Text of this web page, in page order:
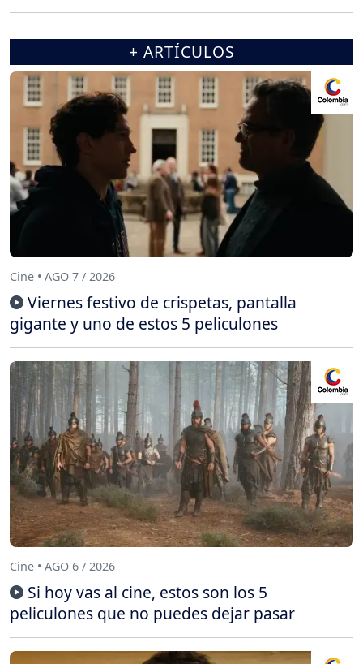
+ ARTÍCULOS
Cine • AGO 7 / 2026
Viernes festivo de crispetas, pantalla
gigante y uno de estos 5 peliculones
Cine • AGO 6 / 2026
Si hoy vas al cine, estos son los 5
peliculones que no puedes dejar pasar